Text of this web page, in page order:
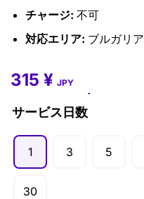
チャージ: 不可
対応エリア: ブルガリア
315 ¥ –15,687
サービス日数
1 3 5
30
315 ¥ JPY